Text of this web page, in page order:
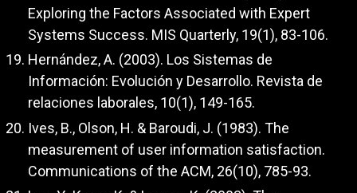
Exploring the Factors Associated with Expert
Systems Success. MIS Quarterly, 19(1), 83-106.
Hernández, A. (2003). Los Sistemas de
Información: Evolución y Desarrollo. Revista de
relaciones laborales, 10(1), 149-165.
Ives, B., Olson, H. & Baroudi, J. (1983). The
measurement of user information satisfaction.
Communications of the ACM, 26(10), 785-93.